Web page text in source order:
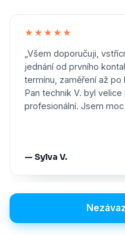
★★★★★
„Všem doporučuji,
jednání od prvního
termínu, zaměření až po
Pan technik V. byl
profesionální. Jsem
— Sylva V.